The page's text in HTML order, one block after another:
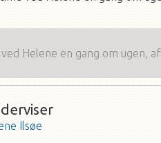
OPRET EN PROFIL
Helene en gang om ugen,
Ilsøe